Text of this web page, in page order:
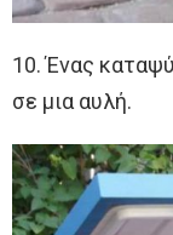
10. Ένας
σε μια αυλή.